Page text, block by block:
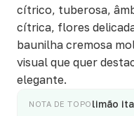
cítrico, tuberosa,
cítrica, flores
baunilha cremosa
visual que quer
elegante.
NOTA DE TOPO limão